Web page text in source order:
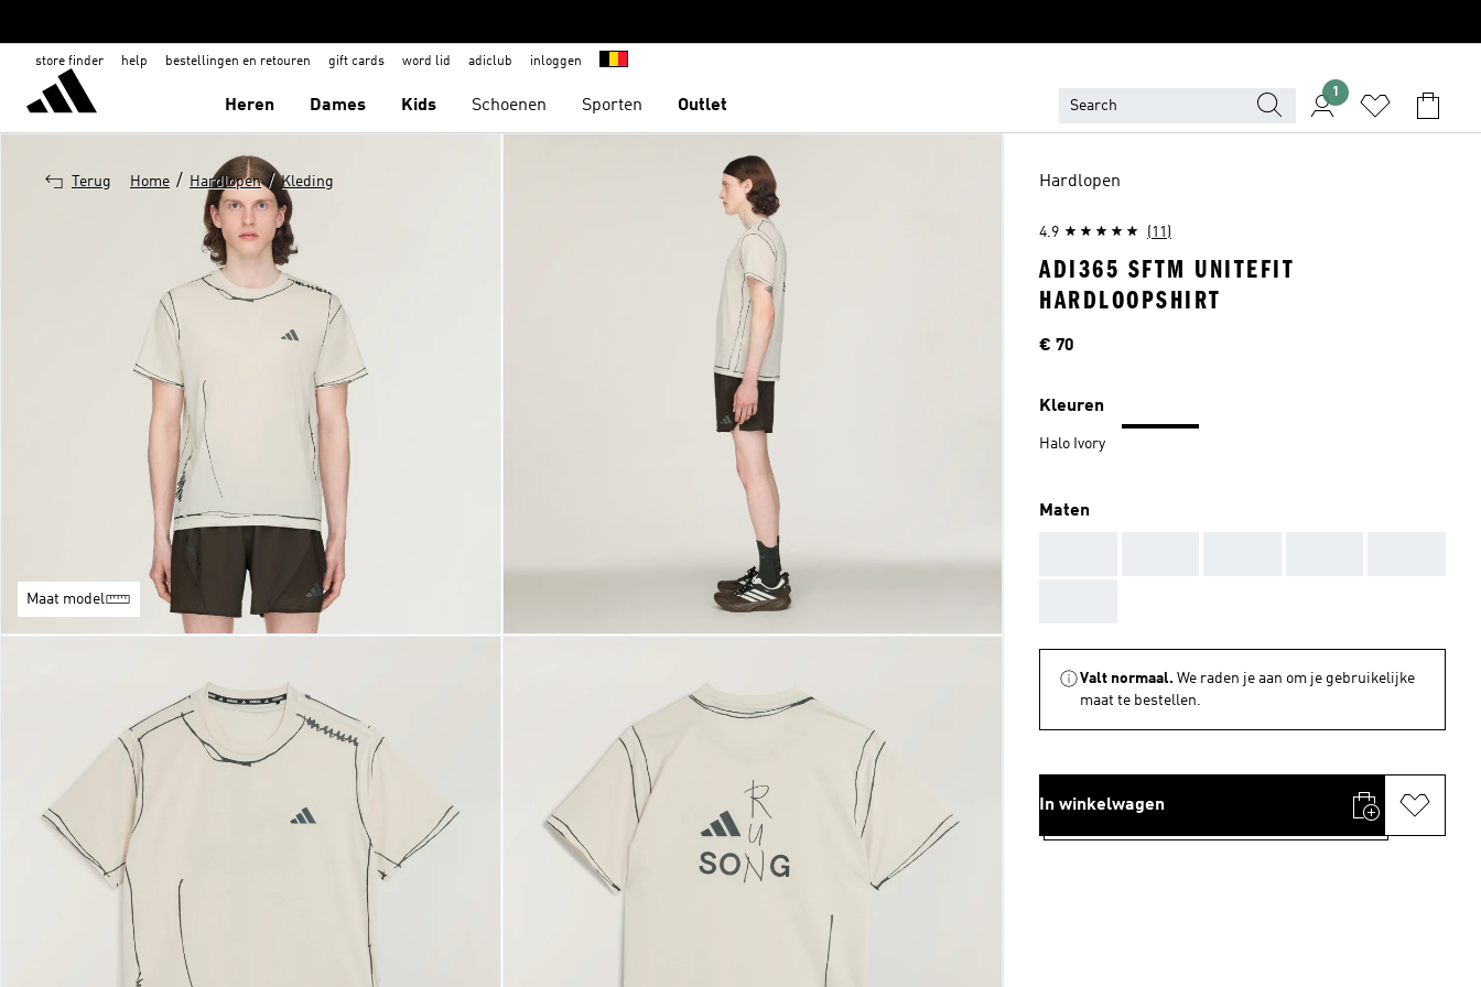
store finder help bestellingen en retouren gift cards word lid adiclub inloggen
Heren Dames Kids Schoenen Sporten Outlet
1
Terug Home / Hardlopen / Kleding
Maat model
Hardlopen
4.9 (11)
ADI365 SFTM UNITEFIT
HARDLOOPSHIRT
Price
€ 70
Kleuren
Halo Ivory
Maten
Valt normaal. We raden je aan om je gebruikelijke
maat te bestellen.
In winkelwagen